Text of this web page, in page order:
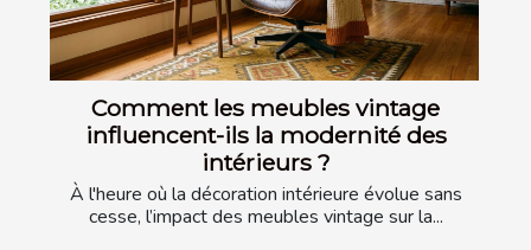
Comment les meubles vintage
influencent-ils la modernité des
intérieurs ?
À l'heure où la décoration intérieure évolue sans
cesse, l’impact des meubles vintage sur la...